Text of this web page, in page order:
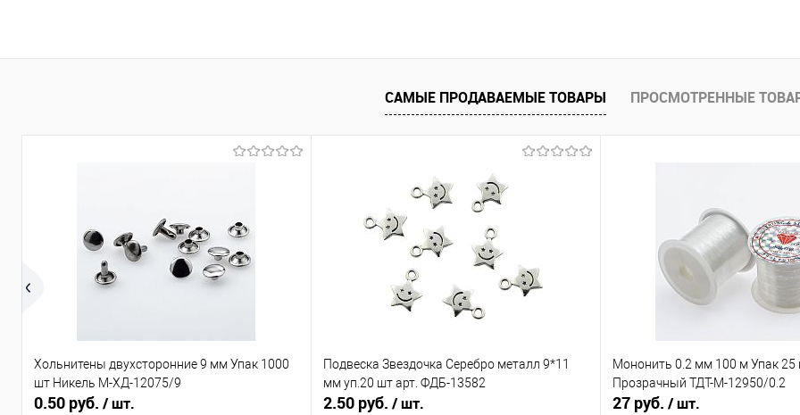
САМЫЕ ПРОДАВАЕМЫЕ ТОВАРЫ ПРОСМОТРЕННЫЕ
Хольнитены двухсторонние 9 мм Упак 1000
шт Никель М-ХД-12075/9
0.50 руб. / шт.
Подвеска Звездочка Серебро металл 9*11
мм уп.20 шт арт. ФДБ-13582
2.50 руб. / шт.
Мононить 0.2 мм 100 м Упак 25
Прозрачный ТДТ-М-12950/0.2
27 руб. / шт.